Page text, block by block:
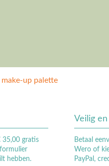
up palette
35,00 gratis
hebben.
Veilig
Betaal
Wero of
PayPal,